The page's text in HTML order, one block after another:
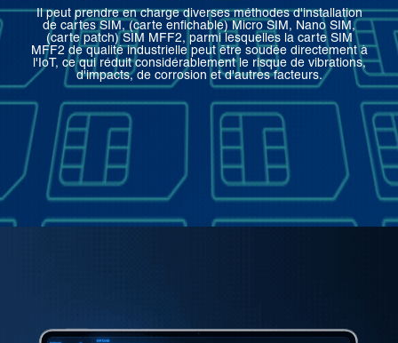
Il peut prendre en charge diverses méthodes d'installation
de cartes SIM, (carte enfichable) Micro SIM, Nano SIM,
(carte patch) SIM MFF2, parmi lesquelles la carte SIM
MFF2 de qualité industrielle peut être soudée directement à
l'IoT, ce qui réduit considérablement le risque de vibrations,
d'impacts, de corrosion et d'autres facteurs.